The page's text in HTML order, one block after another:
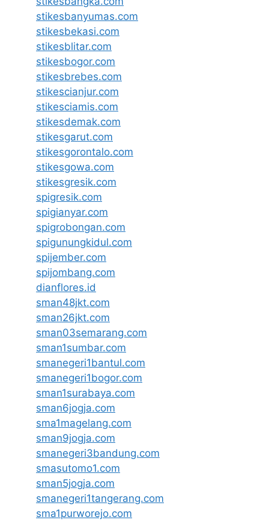
stikesbanyumas.com
stikesbekasi.com
stikesblitar.com
stikesbogor.com
stikesbrebes.com
stikescianjur.com
stikesciamis.com
stikesdemak.com
stikesgarut.com
stikesgorontalo.com
stikesgowa.com
stikesgresik.com
spigresik.com
spigianyar.com
spigrobongan.com
spigunungkidul.com
spijember.com
spijombang.com
dianflores.id
sman48jkt.com
sman26jkt.com
sman03semarang.com
sman1sumbar.com
smanegeri1bantul.com
smanegeri1bogor.com
sman1surabaya.com
sman6jogja.com
sma1magelang.com
sman9jogja.com
smanegeri3bandung.com
smasutomo1.com
sman5jogja.com
smanegeri1tangerang.com
sma1purworejo.com